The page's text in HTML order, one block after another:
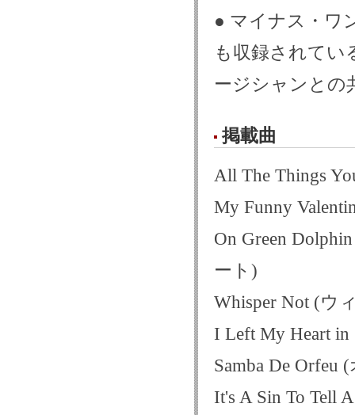
● マイナス・ワ
も収録されてい
ージシャンとの
掲載曲
All The Things
My Funny
On Green
ート)
Whisper Not (ウ
I Left My Heart
Samba De Orfeu
It's A Sin To Tell